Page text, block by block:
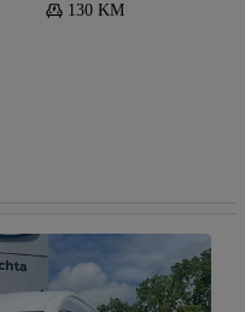
130 KM